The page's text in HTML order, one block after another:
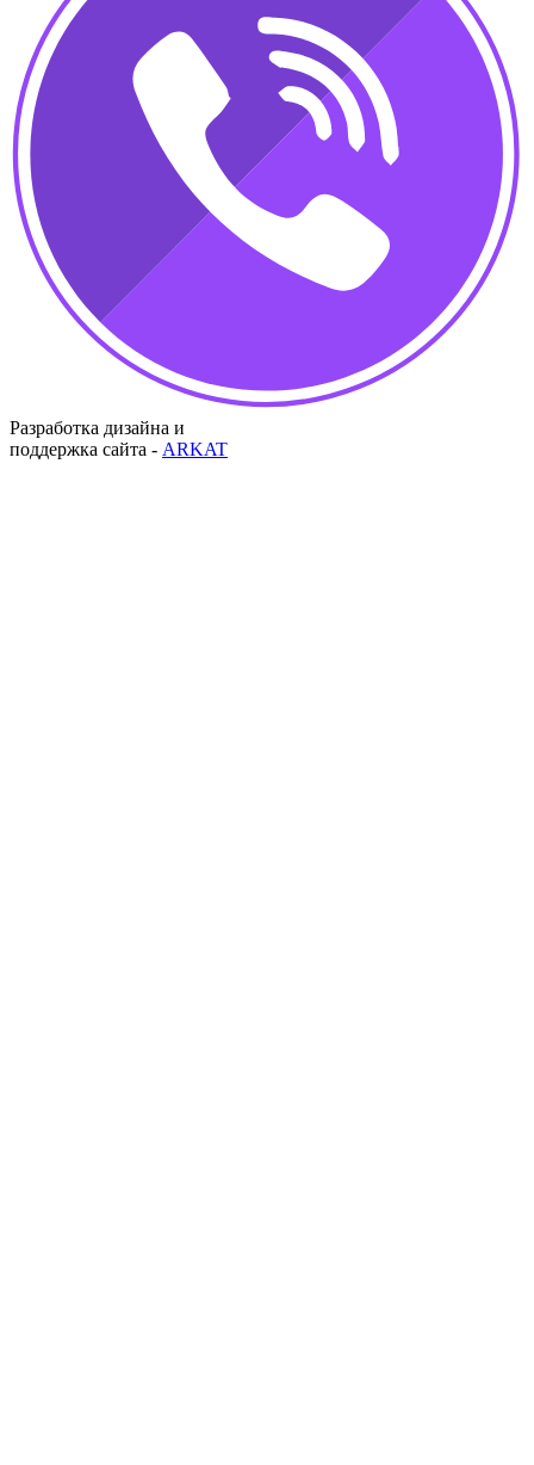
Разработка дизайна и
поддержка сайта - ARKAT